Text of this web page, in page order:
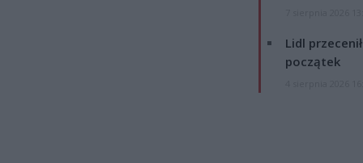
Lidl
początek